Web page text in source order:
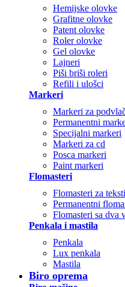
Hemijske olovke
Grafitne olovke
Patent olovke
Roler olovke
Gel olovke
Lajneri
Piši briši roleri
Refili i ulošci
Markeri
Markeri za
Permanentni
Specijalni markeri
Markeri za cd
Posca markeri
Paint markeri
Flomasteri
Flomasteri za
Permanentni
Flomasteri sa dva
Penkala i mastila
Penkala
Lux penkala
Mastila
Biro oprema